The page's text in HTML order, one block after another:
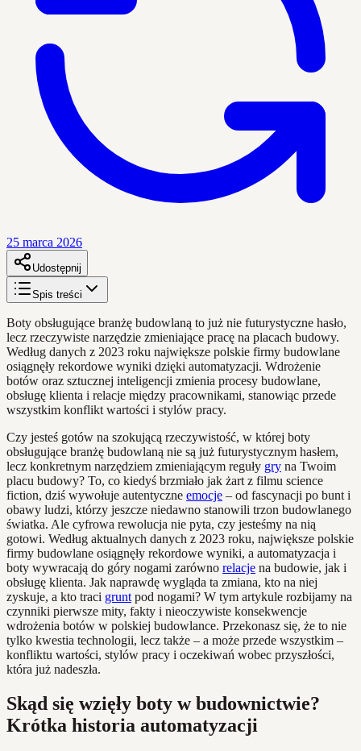
25 marca 2026
Udostępnij
Spis treści
Boty obsługujące branżę budowlaną to już nie futurystyczne hasło,
lecz rzeczywiste narzędzie zmieniające pracę na placach budowy.
Według danych z 2023 roku największe polskie firmy budowlane
osiągnęły rekordowe wyniki dzięki automatyzacji. Wdrożenie
botów oraz sztucznej inteligencji zmienia procesy budowlane,
obsługę klienta i relacje między pracownikami, stanowiąc przede
wszystkim konflikt wartości i stylów pracy.
Czy jesteś gotów na szokującą rzeczywistość, w której boty
obsługujące branżę budowlaną nie są już futurystycznym hasłem,
lecz konkretnym narzędziem zmieniającym reguły gry na Twoim
placu budowy? To, co kiedyś brzmiało jak żart z filmu science
fiction, dziś wywołuje autentyczne emocje – od fascynacji po bunt i
obawy ludzi, którzy jeszcze niedawno stanowili trzon budowlanego
światka. Ale cyfrowa rewolucja nie pyta, czy jesteśmy na nią
gotowi. Według aktualnych danych z 2023 roku, największe polskie
firmy budowlane osiągnęły rekordowe wyniki, a automatyzacja i
boty wywracają do góry nogami zarówno relacje na budowie, jak i
obsługę klienta. Jak naprawdę wygląda ta zmiana, kto na niej
zyskuje, a kto traci grunt pod nogami? W tym artykule rozbijamy na
czynniki pierwsze mity, fakty i nieoczywiste konsekwencje
wdrożenia botów w polskiej budowlance. Przekonasz się, że to nie
tylko kwestia technologii, lecz także – a może przede wszystkim –
konfliktu wartości, stylów pracy i oczekiwań wobec przyszłości,
która już nadeszła.
Skąd się wzięły boty w budownictwie?
Krótka historia automatyzacji